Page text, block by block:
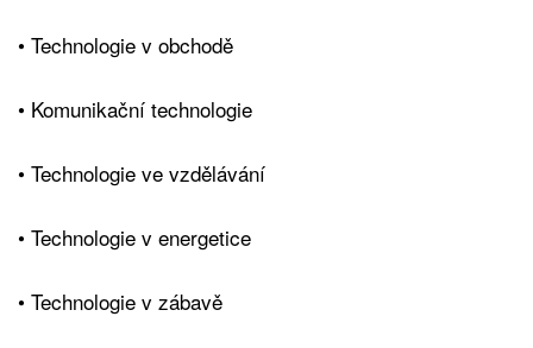
• Technologie v obchodě
• Komunikační technologie
• Technologie ve vzdělávání
• Technologie v energetice
• Technologie v zábavě